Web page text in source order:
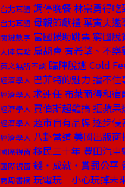
台北耳語 調停晚餐 林宗勇得吃
台北耳語 母親節獻禮 葉寅夫邀
關鍵數字 富國援助跳票 窮國脫
大陸焦點 扁胡會 有希望、不樂
英文無所不談 臨陣脫逃 Cold
經濟學人 巴菲特的魅力 擋不住
經濟學人 求連任 布萊爾得和宿
經濟學人 賈伯斯超難搞 拒蘋
經濟學人 超市自有品牌 逐步侵
經濟學人 八卦當道 美國出版
國際視窗 移民三十年 豐田汽車
國際視窗 錢‧成就‧賞罰公平
商周書摘 玩電玩 小心玩掉未